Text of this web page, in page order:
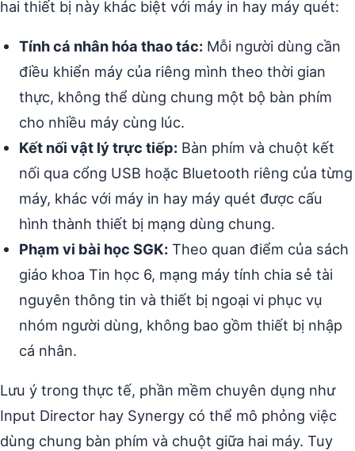
hai thiết bị này khác biệt với máy in hay máy quét:
Tính cá nhân hóa thao tác: Mỗi người dùng cần
điều khiển máy của riêng mình theo thời gian
thực, không thể dùng chung một bộ bàn phím
cho nhiều máy cùng lúc.
Kết nối vật lý trực tiếp: Bàn phím và chuột kết
nối qua cổng USB hoặc Bluetooth riêng của từng
máy, khác với máy in hay máy quét được cấu
hình thành thiết bị mạng dùng chung.
Phạm vi bài học SGK: Theo quan điểm của sách
giáo khoa Tin học 6, mạng máy tính chia sẻ tài
nguyên thông tin và thiết bị ngoại vi phục vụ
nhóm người dùng, không bao gồm thiết bị nhập
cá nhân.
Lưu ý trong thực tế, phần mềm chuyên dụng như
Input Director hay Synergy có thể mô phỏng việc
dùng chung bàn phím và chuột giữa hai máy. Tuy